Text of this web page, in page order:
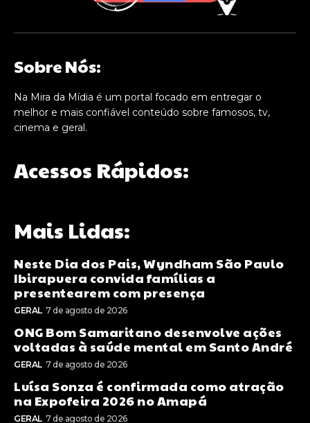
Sobre Nós:
Na Mira da Mídia é um portal focado em entregar o
melhor e mais confiável conteúdo sobre famosos, tv,
cinema e geral.
Acessos Rápidos:
Mais Lidas:
Neste Dia dos Pais, Wyndham São Paulo
Ibirapuera convida famílias a
presentearem com presença
GERAL 7 de agosto de 2026
ONG Bom Samaritano desenvolve ações
voltadas à saúde mental em Santo André
GERAL 7 de agosto de 2026
Luísa Sonza é confirmada como atração
na Expofeira 2026 no Amapá
GERAL 7 de agosto de 2026